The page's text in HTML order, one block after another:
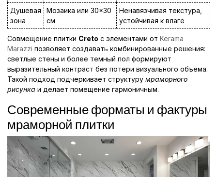
Душевая
зона
Мозаика или 30×30
см
Ненавязчивая текстура,
устойчивая к влаге
Совмещение плитки Creto с элементами от Kerama
Marazzi позволяет создавать комбинированные решения:
светлые стены и более темный пол формируют
выразительный контраст без потери визуального объема.
Такой подход подчеркивает структуру мраморного
рисунка и делает помещение гармоничным.
Современные форматы и фактуры
мраморной плитки